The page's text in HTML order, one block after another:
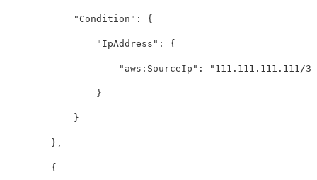
"Condition" : {
"IpAddress" : {
"aws:SourceIp" : "111.111.111.111/
}
}
},
{